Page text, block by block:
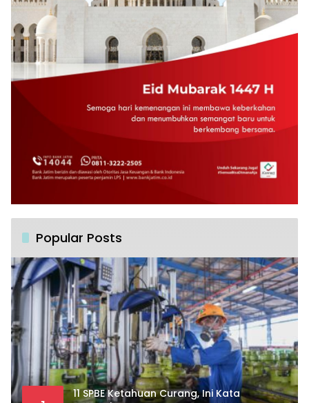
Popular Posts
11 SPBE Ketahuan Curang, Ini Kata